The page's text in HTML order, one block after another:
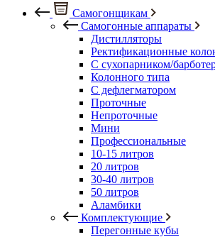
Самогонщикам
Самогонные аппараты
Дистилляторы
Ректификационные
С сухопарником/
Колонного типа
С дефлегматором
Проточные
Непроточные
Мини
Профессиональные
10-15 литров
20 литров
30-40 литров
50 литров
Аламбики
Комплектующие
Перегонные кубы